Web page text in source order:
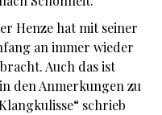
Henze hat mit seiner
an immer wieder
Auch das ist
den Anmerkungen zu
schrieb